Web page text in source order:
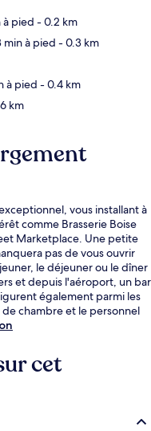
à pied - 0.2 km
min à pied - 0.3 km
à pied - 0.4 km
km
vous installant à
comme Brasserie Boise
Marketplace. Une petite
pas de vous ouvrir
le déjeuner ou le dîner
et depuis l'aéroport, un bar
également parmi les
chambre et le personnel
des autres voyageurs.
cet